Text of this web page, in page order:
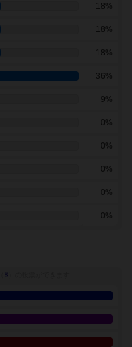
18%
18%
18%
36%
9%
0%
0%
0%
0%
0%
※